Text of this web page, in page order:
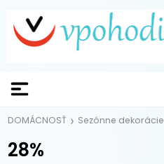
DOMÁCNOSŤ Sezónne dekorácie
28%